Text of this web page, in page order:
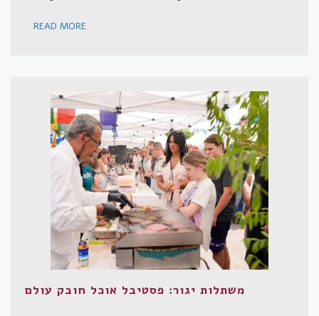
READ MORE
משתלות יגור: פסטיבל אוכל חובק עולם